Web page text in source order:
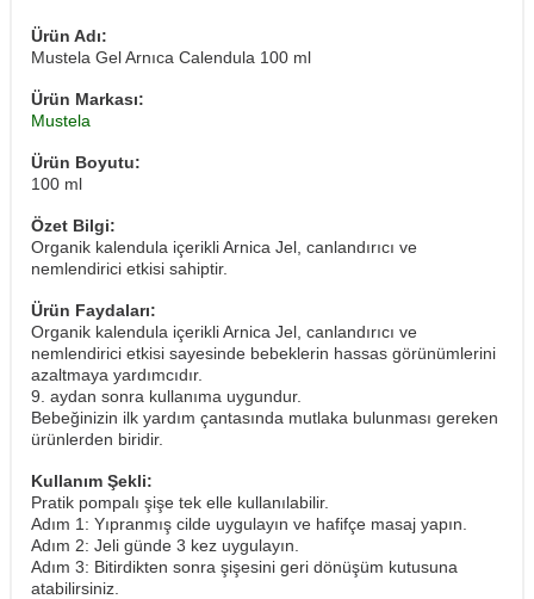
Ürün Adı:
Mustela Gel Arnıca Calendula 100 ml
Ürün Markası:
Mustela
Ürün Boyutu:
100 ml
Özet Bilgi:
Organik kalendula içerikli Arnica Jel, canlandırıcı ve
nemlendirici etkisi sahiptir.
Ürün Faydaları:
Organik kalendula içerikli Arnica Jel, canlandırıcı ve
nemlendirici etkisi sayesinde bebeklerin hassas görünümlerini
azaltmaya yardımcıdır.
9. aydan sonra kullanıma uygundur.
Bebeğinizin ilk yardım çantasında mutlaka bulunması gereken
ürünlerden biridir.
Kullanım Şekli:
Pratik pompalı şişe tek elle kullanılabilir.
Adım 1: Yıpranmış cilde uygulayın ve hafifçe masaj yapın.
Adım 2: Jeli günde 3 kez uygulayın.
​Adım 3: Bitirdikten sonra şişesini geri dönüşüm kutusuna
atabilirsiniz.